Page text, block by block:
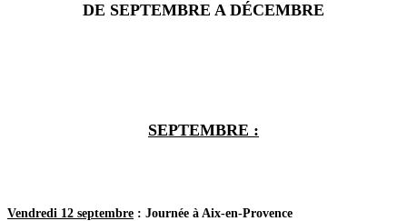
DE SEPTEMBRE A DÉCEMBRE
SEPTEMBRE :
Vendredi 12 septembre : Journée à Aix-en-Provence